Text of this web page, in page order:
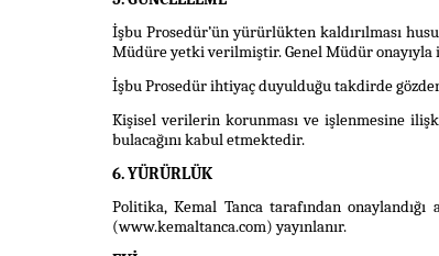
İşbu Prosedür’ün yürürlükten kaldırılması
Müdüre yetki verilmiştir. Genel Müdür
İşbu Prosedür ihtiyaç duyulduğu takdirde
Kişisel verilerin korunması ve işlenmesine
bulacağını kabul etmektedir.
6. YÜRÜRLÜK
Politika, Kemal Tanca tarafından
(www.kemaltanca.com) yayınlanır.